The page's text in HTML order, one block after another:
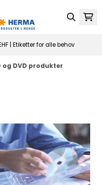
| Etiketter for alle behov
og DVD produkter